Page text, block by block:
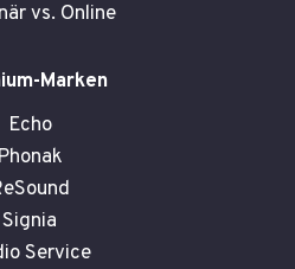
vs. Online
Marken
Echo
Phonak
Signia
Service